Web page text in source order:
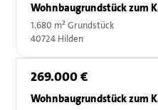
Wohnbaugrundstück zum
1.680 m² Grundstück
40724 Hilden
269.000 €
Wohnbaugrundstück zum